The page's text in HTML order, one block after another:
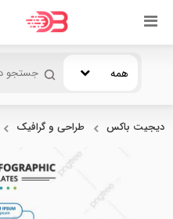
همه
دیجیت باکس طراحی و گرافیک